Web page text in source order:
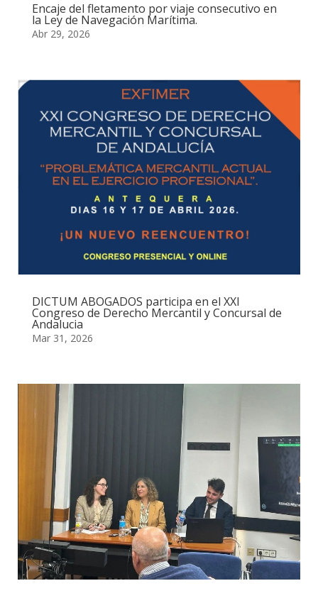
Encaje del fletamento por viaje consecutivo en
la Ley de Navegación Marítima.
Abr 29, 2026
DICTUM ABOGADOS participa en el XXI
Congreso de Derecho Mercantil y Concursal de
Andalucia
Mar 31, 2026